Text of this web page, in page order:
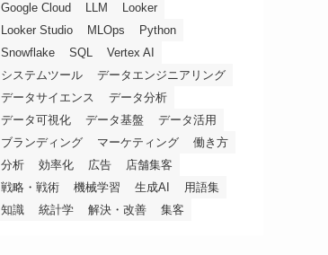
Google Cloud
LLM
Looker
Looker Studio
MLOps
Python
Snowflake
SQL
Vertex AI
システムツール
データエンジニアリング
データサイエンス
データ分析
データ可視化
データ基盤
データ活用
ブランディング
マーケティング
働き方
分析
効率化 広告
店舗集客
戦略・戦術
機械学習 生成AI
用語集
知識
統計学 解決・改善 集客